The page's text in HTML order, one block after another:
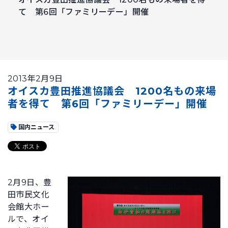
て 第6回「ファミリーデー」開催
2013年2月9日
オイスカ豊田推進協議会 1200名もの来場
者を得て 第6回「ファミリーデー」開催
国内ニュース
2月9日、豊
田市民文化
会館大ホー
ルで、オイ